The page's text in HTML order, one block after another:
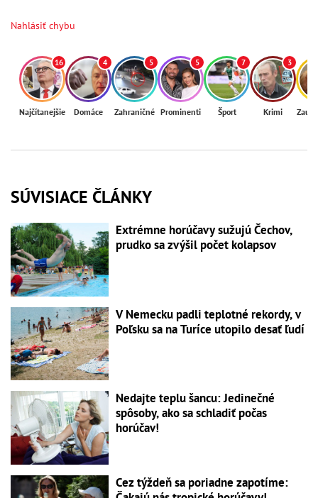
Nahlásiť chybu
16
Najčítanejšie
4
Domáce
5
Zahraničné
5
Prominenti
7
Šport
3
Krimi
SÚVISIACE ČLÁNKY
Extrémne horúčavy sužujú Čechov,
prudko sa zvýšil počet kolapsov
V Nemecku padli teplotné rekordy, v
Poľsku sa na Turíce utopilo desať ľudí
Nedajte teplu šancu: Jedinečné
spôsoby, ako sa schladiť počas
horúčav!
Cez týždeň sa poriadne zapotíme: